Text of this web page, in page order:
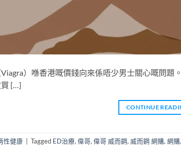
）喺香港嘅價錢向來係唔少男士關心嘅問題
[…]
CONTINUE
性健康 Tagged ED治療,偉哥,偉哥 威而鋼, 威而鋼 網購,網購,